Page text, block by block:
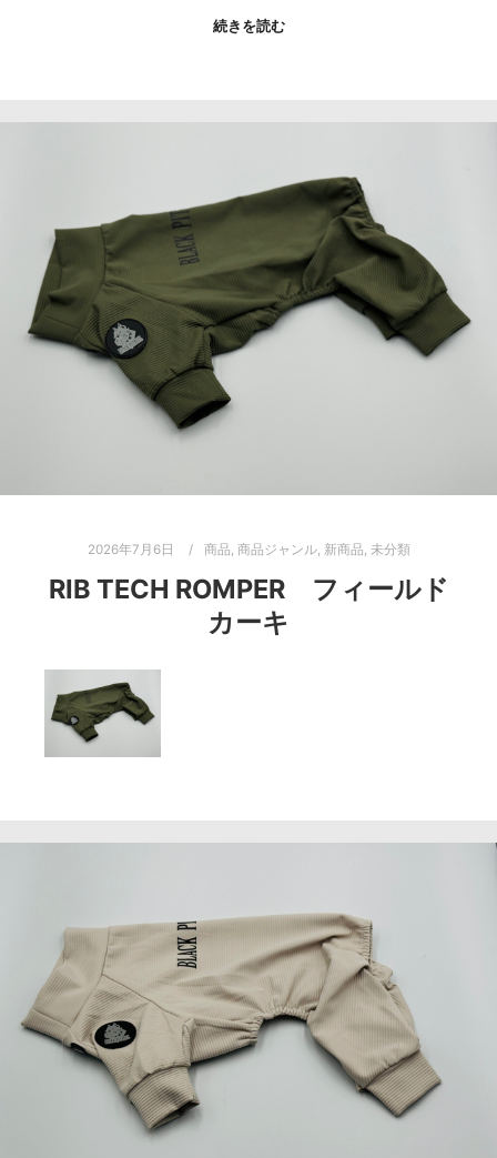
続きを読む
2026年7月6日 商品 商品ジャンル, 新商品 未分類
RIB TECH ROMPER フィールド
カーキ